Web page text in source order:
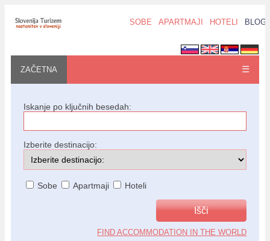
SOBE APARTMAJI HOTELI BLOG
ZAČETNA ☰
Iskanje po ključnih besedah:
Izberite destinacijo:
Sobe Apartmaji Hoteli
FIND ACCOMMODATION IN THE WORLD